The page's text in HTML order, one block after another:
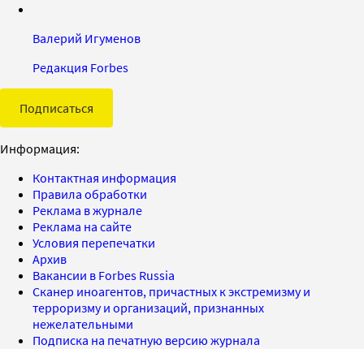
Валерий Игуменов
Редакция Forbes
Подписаться
Информация:
Контактная информация
Правила обработки
Реклама в журнале
Реклама на сайте
Условия перепечатки
Архив
Вакансии в Forbes Russia
Сканер иноагентов, причастных к экстремизму и
терроризму и организаций, признанных
нежелательными
Подписка на печатную версию журнала